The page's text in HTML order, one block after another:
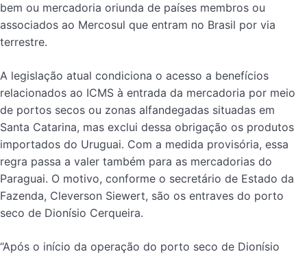
bem ou mercadoria oriunda de países membros ou
associados ao Mercosul que entram no Brasil por via
terrestre.
A legislação atual condiciona o acesso a benefícios
relacionados ao ICMS à entrada da mercadoria por meio
de portos secos ou zonas alfandegadas situadas em
Santa Catarina, mas exclui dessa obrigação os produtos
importados do Uruguai. Com a medida provisória, essa
regra passa a valer também para as mercadorias do
Paraguai. O motivo, conforme o secretário de Estado da
Fazenda, Cleverson Siewert, são os entraves do porto
seco de Dionísio Cerqueira.
“Após o início da operação do porto seco de Dionísio